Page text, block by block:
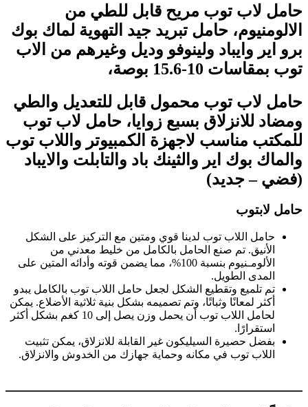
حامل لاب توب مريح قابل للطي من
الالومنيوم، حامل تبريد جيد التهوية لماك بوك
برو اير وايباد ولينوفو وديل وغيرهم من الاب
توب بمقاسات 10-15.6 بوصة،
حامل لاب توب محمول قابل للتعديل والطي
ومضاد للانزلاق بسبع زوايا، حامل لاب توب
للمكتب مناسب لاجهزة الكمبيوتر واللاب توب
والماك بوك اير والثينك باد والتابلت والايباد
(فضي – جديد)
حامل لابتوب
حامل اللاب توب لدينا قوي ومتين مع التركيز على الشكل
الأنيق. تم صنع الحامل بالكامل من خليط معدني من
الألومـنيوم بنسبة 100%، مما يضمن قوته وأدائه المتين على
المدى الطويل.
تم تلميع وتقطيع الشكل لجعل حامل اللاب توب بالكامل يبدو
أكثر لمعانًا وثباتًا، وتم تصميمه بشكل بنية ثلاثية الأضلاع. يمكن
لحامل اللاب توب أن يحمل وزن يصل إلى 10 كغم بشكل أكثر
استقرارًا.
بفضل حصيرة السيليكون غير القابلة للانزلاق، يمكن تثبيت
اللاب توب في مكانه وحماية جهازك من الخدوش والانزلاق.